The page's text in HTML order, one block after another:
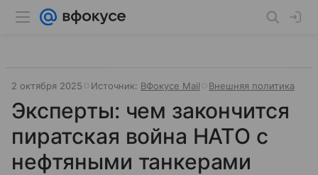
2 октября 2025 Источник: ВФокусе Mail Внешняя политика
Эксперты: чем закончится
пиратская война НАТО с
нефтяными танкерами